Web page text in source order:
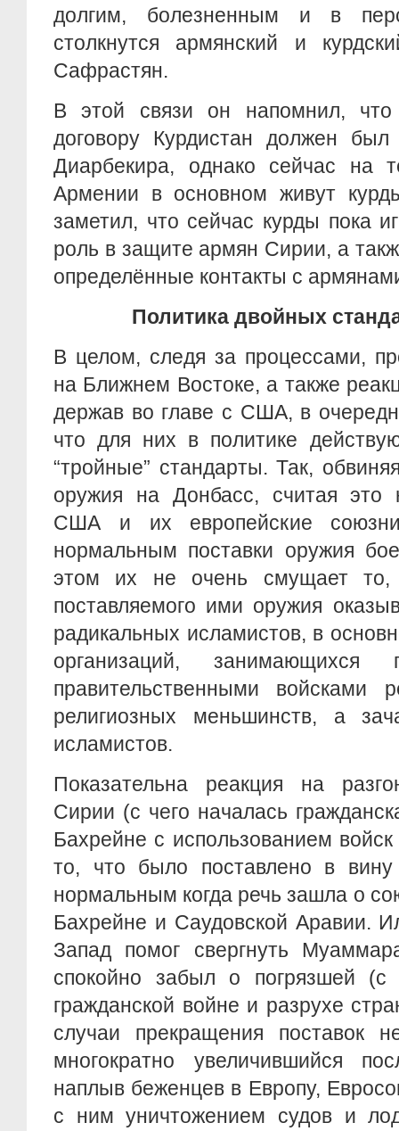
долгим, болезненным и в
столкнутся армянский и
Сафрастян.
В этой связи он напомнил,
договору Курдистан должен
Диарбекира, однако сейчас на
Армении в основном живут
заметил, что сейчас курды пока
роль в защите армян Сирии, а
определённые контакты с
Политика двойных
В целом, следя за процессами,
на Ближнем Востоке, а также
держав во главе с США, в
что для них в политике
“тройные” стандарты. Так,
оружия на Донбасс, считая это
США и их европейские
нормальным поставки оружия
этом их не очень смущает то,
поставляемого ими оружия
радикальных исламистов, в
организаций,
правительственными войсками
религиозных меньшинств, а
исламистов.
Показательна реакция на
Сирии (с чего началась
Бахрейне с использованием
то, что было поставлено в
нормальным когда речь зашла о
Бахрейне и Саудовской Аравии.
Запад помог свергнуть
спокойно забыл о погрязшей
гражданской войне и разрухе
случаи прекращения поставок
многократно увеличившийся
наплыв беженцев в Европу,
с ним уничтожением судов и